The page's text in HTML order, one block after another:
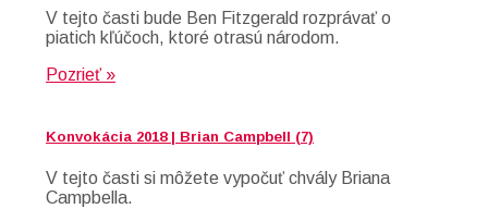
V tejto časti bude Ben Fitzgerald rozprávať o
piatich kľúčoch, ktoré otrasú národom.
Pozrieť »
Konvokácia 2018 | Brian Campbell (7)
V tejto časti si môžete vypočuť chvály Briana
Campbella.